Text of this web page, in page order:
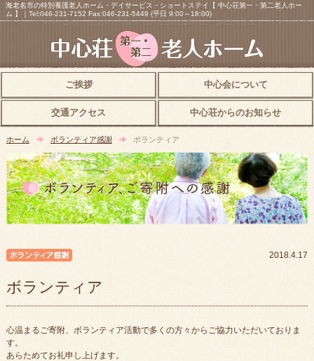
海老名市の特別養護老人ホーム・デイサービス・ショートステイ【 中心荘第一・第二老人ホー
ム 】｜Tel:046-231-7152 Fax:046-231-5449 (平日 9:00～18:00)
ご挨拶 中心会について
交通アクセス 中心荘からのお知らせ
ホーム ボランティア感謝 ボランティア
2018.4.17
ボランティア
心温まるご寄附、ボランティア活動で多くの方々からご協力いただいておりま
す。
あらためてお礼申し上げます。